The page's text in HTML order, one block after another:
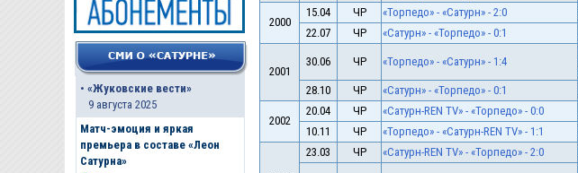
• «Жуковские вести»
9 августа 2025
Матч-эмоция и яркая
премьера в составе «Леон
Сатурна»
2000
15.04 ЧР «Торпедо» - «Сатурн» - 2:0
22.07
ЧР «Сатурн» - «Торпедо» - 0:1
2001
30.06 ЧР «Торпедо» - «Сатурн» - 1:4
28.10
ЧР «Сатурн» - «Торпедо» - 0:1
2002
20.04 ЧР «Сатурн-REN TV» - «Торпедо» - 0:0
10.11
ЧР «Торпедо» - «Сатурн-REN TV» - 1:1
23.03 ЧР «Сатурн-REN TV» - «Торпедо» - 2:0